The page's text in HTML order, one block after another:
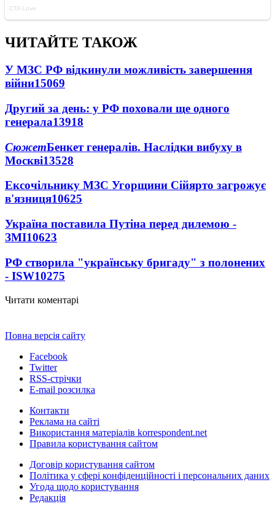
ЧИТАЙТЕ ТАКОЖ
У МЗС РФ відкинули можливість завершення
війни15069
Другий за день: у РФ поховали ще одного
генерала13918
СюжетБенкет генералів. Наслідки вибуху в
Москві13528
Ексочільнику МЗС Угорщини Сійярто загрожує
в'язниця10625
Україна поставила Путіна перед дилемою -
ЗМІ10623
РФ створила "українську бригаду" з полонених
- ISW10275
Читати коментарі
Повна версія сайту
Facebook
Twitter
RSS-стрічки
E-mail розсилка
Контакти
Реклама на сайті
Використання матеріалів korrespondent.net
Правила користування сайтом
Договір користування сайтом
Політика у сфері конфіденційності і персональних даних
Угода щодо користування
Редакція